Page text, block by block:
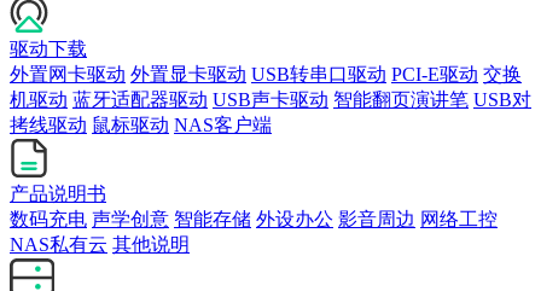
驱动下载
外置网卡驱动 外置显卡驱动 USB转串口驱动 PCI-E驱动 交换
机驱动 蓝牙适配器驱动 USB声卡驱动 智能翻页演讲笔 USB对
拷线驱动 鼠标驱动 NAS客户端
产品说明书
数码充电 声学创意 智能存储 外设办公 影音周边 网络工控
NAS私有云 其他说明